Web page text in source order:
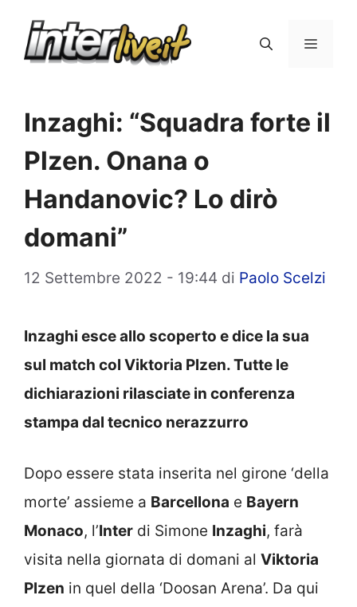
Menu
Inzaghi: “Squadra forte il
Plzen. Onana o
Handanovic? Lo dirò
domani”
12 Settembre 2022 - 19:44 di Paolo Scelzi
Inzaghi esce allo scoperto e dice la sua
sul match col Viktoria Plzen. Tutte le
dichiarazioni rilasciate in conferenza
stampa dal tecnico nerazzurro
Dopo essere stata inserita nel girone ‘della
morte’ assieme a Barcellona e Bayern
Monaco, l’Inter di Simone Inzaghi, farà
visita nella giornata di domani al Viktoria
Plzen in quel della ‘Doosan Arena’. Da qui